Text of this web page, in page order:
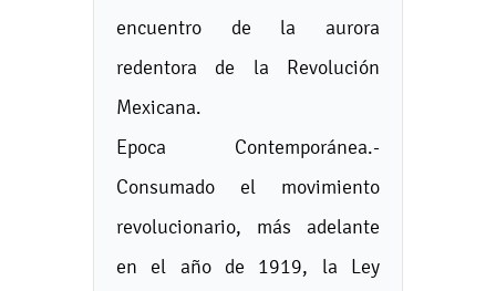
encuentro de la aurora
redentora de la Revolución
Mexicana.
Epoca Contemporánea.-
Consumado el movimiento
revolucionario, más adelante
en el año de 1919, la Ley